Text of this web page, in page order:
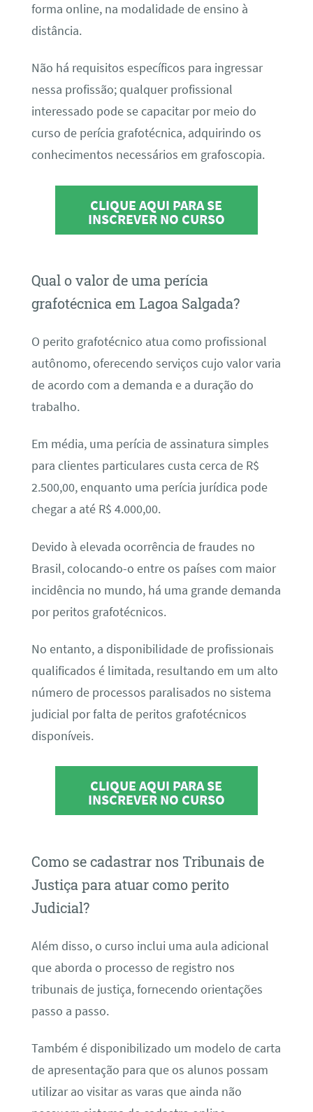
forma online, na modalidade de ensino à
distância.
Não há requisitos específicos para ingressar
nessa profissão; qualquer profissional
interessado pode se capacitar por meio do
curso de perícia grafotécnica, adquirindo os
conhecimentos necessários em grafoscopia.
CLIQUE AQUI PARA SE
INSCREVER NO CURSO
Qual o valor de uma perícia
grafotécnica em Lagoa Salgada?
O perito grafotécnico atua como profissional
autônomo, oferecendo serviços cujo valor varia
de acordo com a demanda e a duração do
trabalho.
Em média, uma perícia de assinatura simples
para clientes particulares custa cerca de R$
2.500,00, enquanto uma perícia jurídica pode
chegar a até R$ 4.000,00.
Devido à elevada ocorrência de fraudes no
Brasil, colocando-o entre os países com maior
incidência no mundo, há uma grande demanda
por peritos grafotécnicos.
No entanto, a disponibilidade de profissionais
qualificados é limitada, resultando em um alto
número de processos paralisados no sistema
judicial por falta de peritos grafotécnicos
disponíveis.
CLIQUE AQUI PARA SE
INSCREVER NO CURSO
Como se cadastrar nos Tribunais de
Justiça para atuar como perito
Judicial?
Além disso, o curso inclui uma aula adicional
que aborda o processo de registro nos
tribunais de justiça, fornecendo orientações
passo a passo.
Também é disponibilizado um modelo de carta
de apresentação para que os alunos possam
utilizar ao visitar as varas que ainda não